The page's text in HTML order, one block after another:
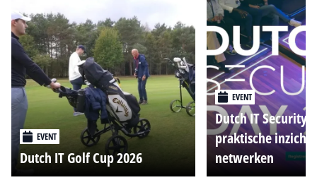
EVENT
Dutch IT Golf Cup 2026
EVENT
Dutch IT Security
praktische
netwerken